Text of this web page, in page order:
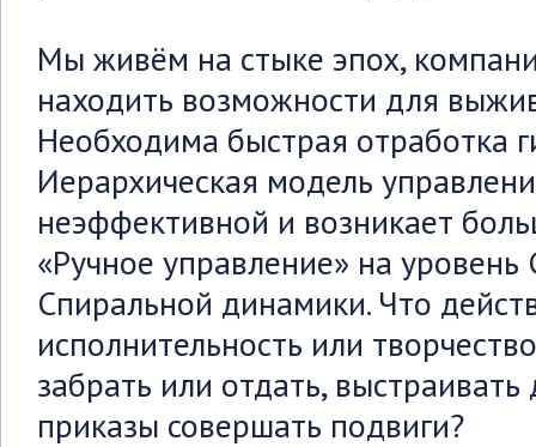
Мы живём на стыке эпох,
находить возможности для
Необходима быстрая отработка
Иерархическая модель
неэффективной и возникает
«Ручное управление» на
Спиральной динамики. Что
исполнительность или
забрать или отдать,
приказы совершать подвиги?